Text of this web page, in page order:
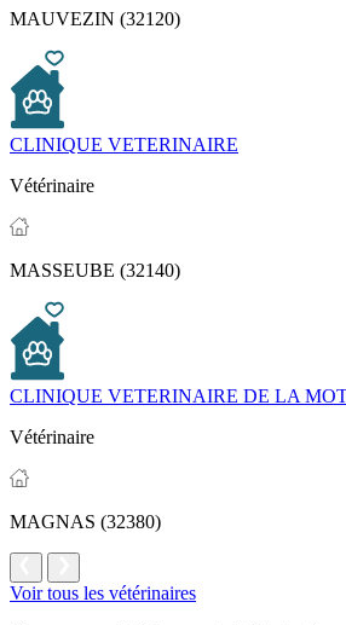
MAUVEZIN (32120)
CLINIQUE VETERINAIRE
Vétérinaire
MASSEUBE (32140)
CLINIQUE VETERINAIRE DE LA
Vétérinaire
MAGNAS (32380)
Voir tous les vétérinaires